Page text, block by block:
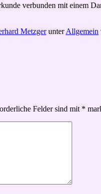
verbunden mit einem
MetzgerunterAllgemein
Felder sind mit *